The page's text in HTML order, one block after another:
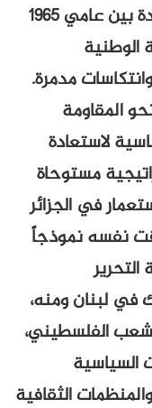
وفي هذا الصدد، تُمثّل الفترة الممتدة بين عامي ١٩٦٥
الوطنية
مدمرة.
المقاومة
لاستعادة
مستوحاة
في الجزائر
نفسه نموذجاً
منظمة التحرير
في لبنان ومنه،
الفلسطيني،
الثقافية